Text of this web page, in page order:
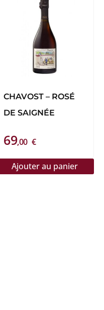
CHAVOST – ROSÉ
DE SAIGNÉE
69,00 €
Ajouter au panier
variations.
être
choisies